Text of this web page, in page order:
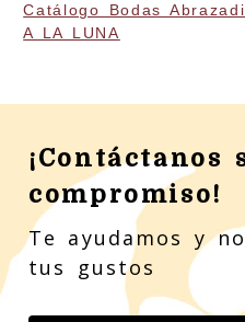
Catálogo Bodas
A LA LUNA
¡Contáctanos
compromiso!
Te ayudamos y
tus gustos